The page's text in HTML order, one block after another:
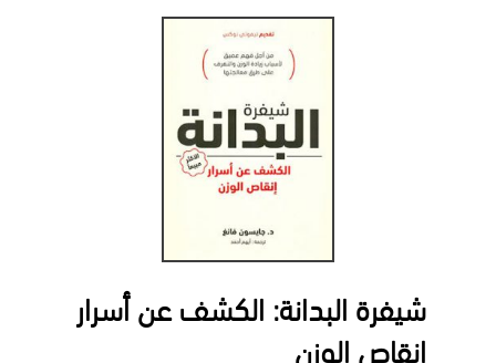
شيفرة البدانة: الكشف عن أسرار
إنقاص الوزن